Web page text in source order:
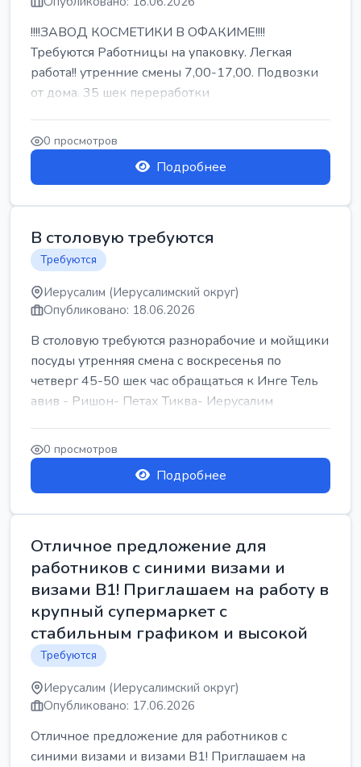
!!!!ЗАВОД КОСМЕТИКИ В ОФАКИМЕ!!!!
Требуются Работницы на упаковку. Легкая
работа!! утренние смены 7,00-17,00. Подвозки
от дома. 35 шек переработки
0 просмотров
Подробнее
В столовую требуются
Требуются
Иерусалим (Иерусалимский округ)
Опубликовано: 18.06.2026
В столовую требуются разнорабочие и мойщики
посуды утренняя смена с воскресенья по
четверг 45-50 шек час обращаться к Инге Тель
авив - Ришон- Петах Тиква- Иерусалим
0 просмотров
Подробнее
Отличное предложение для
работников с синими визами и
визами B1! Приглашаем на работу в
крупный супермаркет с
стабильным графиком и высокой
Требуются
Иерусалим (Иерусалимский округ)
Опубликовано: 17.06.2026
Отличное предложение для работников с
синими визами и визами B1! Приглашаем на